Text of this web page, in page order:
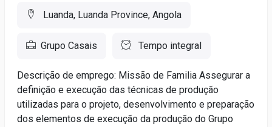
Luanda, Luanda Province, Angola
Grupo Casais Tempo integral
Descrição de emprego: Missão de Familia Assegurar a
definição e execução das técnicas de produção
utilizadas para o projeto, desenvolvimento e preparação
dos elementos de execução da produção do Grupo